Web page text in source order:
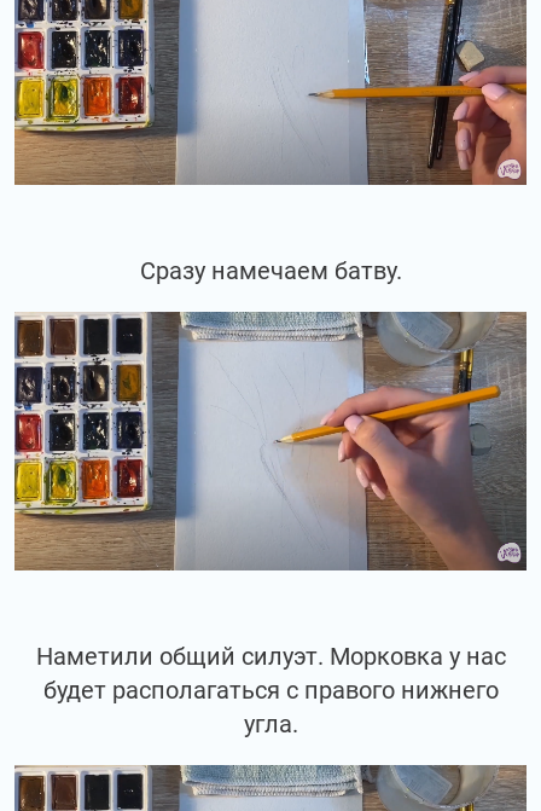
Сразу намечаем батву.
Наметили общий силуэт. Морковка у нас
будет располагаться с правого нижнего
угла.